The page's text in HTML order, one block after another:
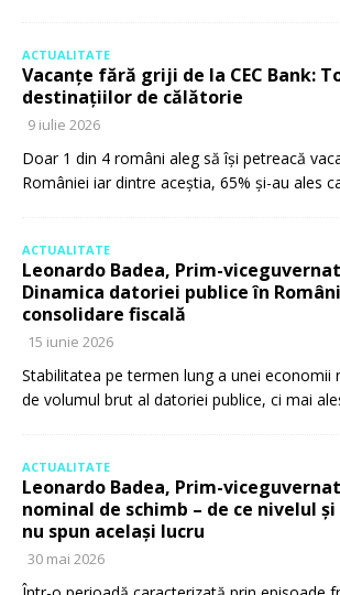
ACTUALITATE
Vacanțe fără griji de la CEC Bank:
destinațiilor de călătorie
9 iulie 2026
Doar 1 din 4 români aleg să își petreacă
României iar dintre aceștia, 65% și-au ales
ACTUALITATE
Leonardo Badea, Prim-
Dinamica datoriei publice în
consolidare fiscală
15 iunie 2026
Stabilitatea pe termen lung a unei economii
de volumul brut al datoriei publice, ci mai
ACTUALITATE
Leonardo Badea, Prim-
nominal de schimb – de ce nivelul
nu spun același lucru
30 mai 2026